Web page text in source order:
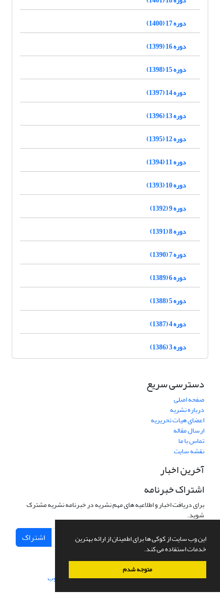
این وب سایت از کوکی ها برای اطمینان از ارائه بهترین
خدمات استفاده می کند.
متوجه شدم
دوره 17 (1400)
دوره 16 (1399)
دوره 15 (1398)
دوره 14 (1397)
دوره 13 (1396)
دوره 12 (1395)
دوره 11 (1394)
دوره 10 (1393)
دوره 9 (1392)
دوره 8 (1391)
دوره 7 (1390)
دوره 6 (1389)
دوره 5 (1388)
دوره 4 (1387)
دوره 3 (1386)
دسترسی سریع
صفحه اصلی
درباره نشریه
اعضای هیات تحریریه
ارسال مقاله
تماس با ما
نقشه سایت
آخرین اخبار
اشتراک خبرنامه
برای دریافت اخبار و اطلاعیه های مهم نشریه در خبرنامه نشریه مشترک
شوید.
اشتراک
سامانه مدیریت نشریات علمی.طراحی و پیاده سازی از سیناوب